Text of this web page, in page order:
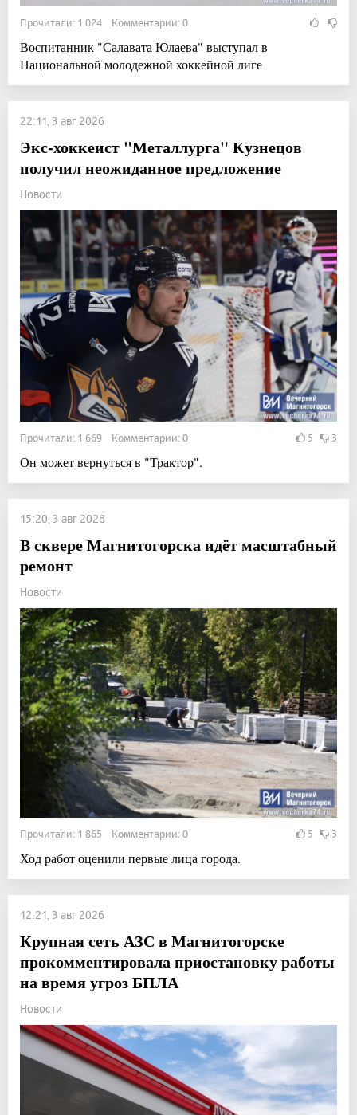
Прочитали: 1 024 Комментарии: 0
Воспитанник "Салавата Юлаева" выступал в
Национальной молодежной хоккейной лиге
22:11, 3 авг 2026
Экс-хоккеист "Металлурга" Кузнецов
получил неожиданное предложение
Новости
Прочитали: 1 669 Комментарии: 0 5 3
Он может вернуться в "Трактор".
15:20, 3 авг 2026
В сквере Магнитогорска идёт масштабный
ремонт
Новости
Прочитали: 1 865 Комментарии: 0 5 3
Ход работ оценили первые лица города.
12:21, 3 авг 2026
Крупная сеть АЗС в Магнитогорске
прокомментировала приостановку работы
на время угроз БПЛА
Новости